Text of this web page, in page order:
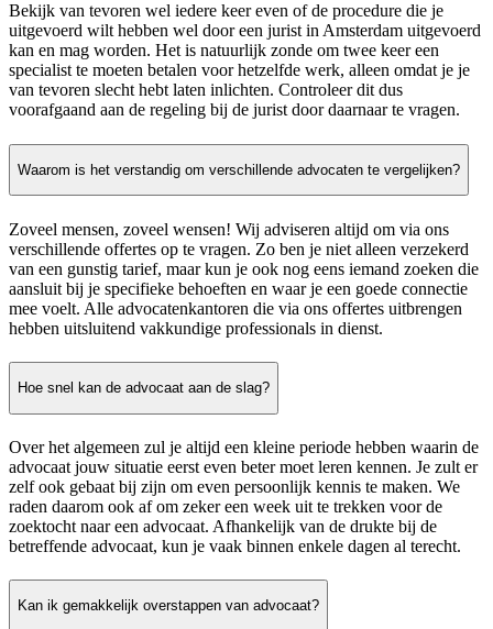
Bekijk van tevoren wel iedere keer even of de procedure die je
uitgevoerd wilt hebben wel door een jurist in Amsterdam uitgevoerd
kan en mag worden. Het is natuurlijk zonde om twee keer een
specialist te moeten betalen voor hetzelfde werk, alleen omdat je je
van tevoren slecht hebt laten inlichten. Controleer dit dus
voorafgaand aan de regeling bij de jurist door daarnaar te vragen.
Waarom is het verstandig om verschillende advocaten te vergelijken?
Zoveel mensen, zoveel wensen! Wij adviseren altijd om via ons
verschillende offertes op te vragen. Zo ben je niet alleen verzekerd
van een gunstig tarief, maar kun je ook nog eens iemand zoeken die
aansluit bij je specifieke behoeften en waar je een goede connectie
mee voelt. Alle advocatenkantoren die via ons offertes uitbrengen
hebben uitsluitend vakkundige professionals in dienst.
Hoe snel kan de advocaat aan de slag?
Over het algemeen zul je altijd een kleine periode hebben waarin de
advocaat jouw situatie eerst even beter moet leren kennen. Je zult er
zelf ook gebaat bij zijn om even persoonlijk kennis te maken. We
raden daarom ook af om zeker een week uit te trekken voor de
zoektocht naar een advocaat. Afhankelijk van de drukte bij de
betreffende advocaat, kun je vaak binnen enkele dagen al terecht.
Kan ik gemakkelijk overstappen van advocaat?